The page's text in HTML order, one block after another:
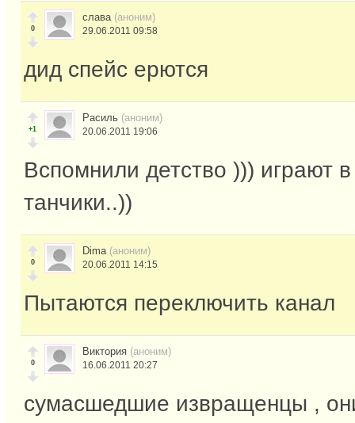
0
слава (аноним)
29.06.2011 09:58
дид спейс ерются
+1
Расиль (аноним)
20.06.2011 19:06
Вспомнили детство ))) играют
танчики..))
0
Dima (аноним)
20.06.2011 14:15
Пытаются переключить канал
0
Виктория (аноним)
16.06.2011 20:27
сумасшедшие извращенцы ,